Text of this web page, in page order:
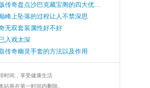
传奇盘点沙巴克藏宝阁的四大优…
峰上坠落的过程让人不禁深思
无双套装属性好不好
入戏太深
传奇幽灵手套的方法以及作用
时间，享受健康生活
将在第一时间内删除。